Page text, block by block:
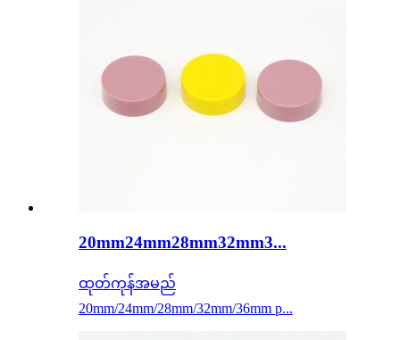
20mm24mm28mm32mm3...
ထုတ်ကုန်အမည်
20mm/24mm/28mm/32mm/36mm p...